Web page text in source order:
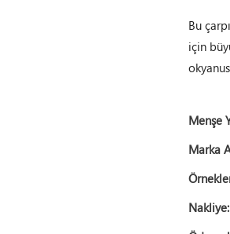
Bu
için
Menşe
Marka
Nakliye: